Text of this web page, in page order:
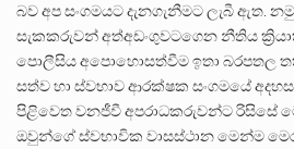
බව අප සංගමයට දැනගැනීමට ලැබී ඇත.
සැකකරුවන් අත්අඩංගුවටගෙන නීතිය
පොලීසිය අපොහොසත්වීම ඉතා බරපතල
සත්ව හා ස්වභාව ආරක්ෂක සංගමයේ
පිළිවෙත වනජීවී අපරාධකරුවන්ට රිසිසේ
ඔවුන්ගේ ස්වභාවික වාසස්ථාන මෙන්ම